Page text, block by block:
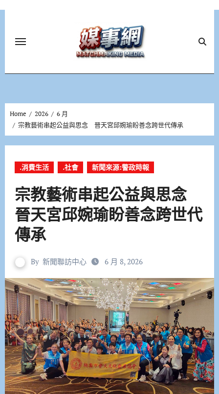
Home 2026
6 月
宗教藝術串起公益與思念 晉天宮邱婉瑜盼善念跨世代傳承
.消費生活 .社會 新聞來源:警政時報
宗教藝術串起公益與思念
晉天宮邱婉瑜盼善念跨世代
傳承
By 新聞聯訪中心 6 月 8, 2026